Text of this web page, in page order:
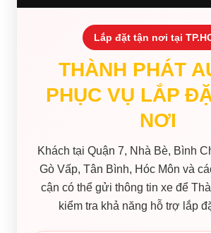
Lắp đặt tận nơi tại
THÀNH PHÁT
PHỤC VỤ LẮP
NƠI
Khách tại Quận 7, Nhà Bè, Bình
Gò Vấp, Tân Bình, Hóc Môn và
cận có thể gửi thông tin xe để
kiểm tra khả năng hỗ trợ lắp